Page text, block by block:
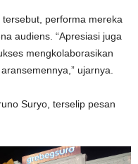
performa mereka
audiens. “Apresiasi juga
mengkolaborasikan
ujarnya.
Suryo, terselip pesan